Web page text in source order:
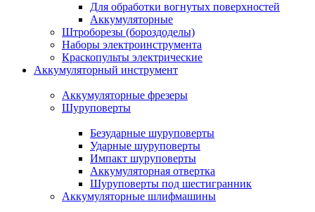
Для обработки вогнутых поверхностей
Аккумуляторные
Штроборезы (бороздоделы)
Наборы электроинструмента
Краскопульты электрические
Аккумуляторный инструмент
Аккумуляторные фрезеры
Шуруповерты
Безударные шуруповерты
Ударные шуруповерты
Импакт шуруповерты
Аккумуляторная отвертка
Шуруповерты под шестигранник
Аккумуляторные шлифмашины